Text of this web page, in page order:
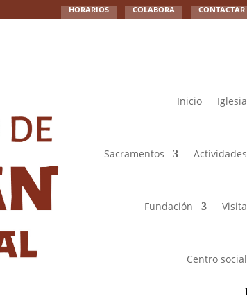
HORARIOS COLABORA CONTACTAR
Inicio Iglesia
Sacramentos Actividades
Fundación Visita
Centro social